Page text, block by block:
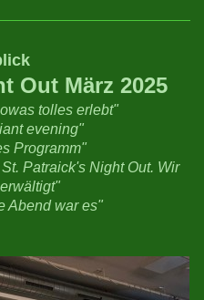
Out März 2025
tolles erlebt"
evening"
Programm"
Patraick's Night Out. Wir
Abend war es"